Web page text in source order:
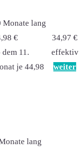
Monate lang
€
dem 11.
je 44,98
34,97 €
effektiv
weiter
lang